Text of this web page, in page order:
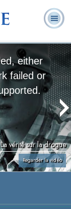
questions
Livres
either
failed or
La vérité sur la drogue
Regarder la vidéo